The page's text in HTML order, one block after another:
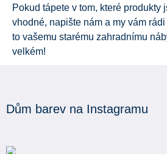
Pokud tápete v tom, které produkty
vhodné, napište nám a my vám
to vašemu starému zahradnímu
velkém!
Dům barev na Instagramu